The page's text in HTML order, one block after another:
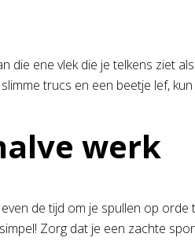
ene vlek die je telkens ziet
trucs en een beetje lef,
werk
de tijd om je spullen op
Zorg dat je een zachte